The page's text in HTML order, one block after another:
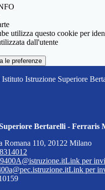
utilizza questo cookie per
dall'utente
le preferenze
Istituto Istruzione Superiore
Bertarelli - Ferraris
Romana 110, 20122 Milano
Link per
Link per